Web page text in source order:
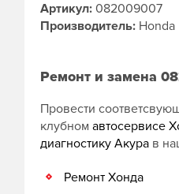
Артикул: 082009007
Производитель: Honda
Ремонт и замена
Провести
клубном автосервисе
диагностику Акура в
Ремонт Хонда